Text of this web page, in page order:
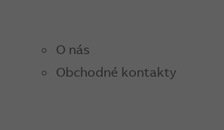
O nás
Obchodné kontakty